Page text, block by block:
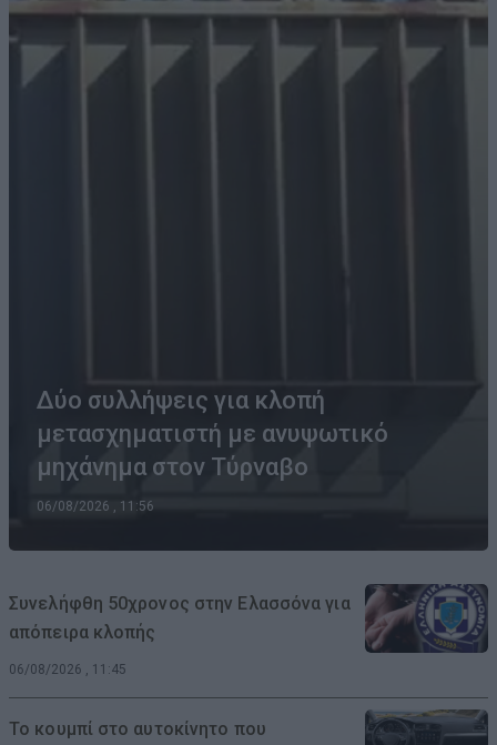
Δύο συλλήψεις για κλοπή
μετασχηματιστή με ανυψωτικό
μηχάνημα στον Τύρναβο
06/08/2026 , 11:56
Συνελήφθη 50χρονος στην Ελασσόνα για
απόπειρα κλοπής
06/08/2026 , 11:45
Το κουμπί στο αυτοκίνητο που